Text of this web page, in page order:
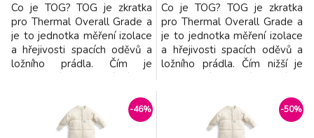
Co je TOG? TOG je zkratka
pro Thermal Overall Grade a
je to jednotka měření izolace
a hřejivosti spacích oděvů a
ložního prádla. Čím je
vyšší, tím je látka více
vycpaná a izolovaná. Je
navržena tak, aby se dala
Co je TOG? TOG je zkratka
pro Thermal Overall Grade a
je to jednotka měření izolace
a hřejivosti spacích oděvů a
ložního prádla. Čím nižší je
tím je látka více vycpaná a
izolována. Oceněný vak na
spaní se pomocí 4-cestných
-46% -50%